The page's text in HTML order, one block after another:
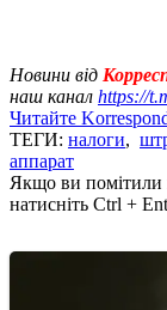
Новини від
наш канал https://
Читайте
ТЕГИ: налоги,
аппарат
Якщо ви помітили
натисніть Ctrl +